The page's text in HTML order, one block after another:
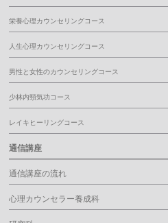
栄養心理カウンセリングコース
人生心理カウンセリングコース
男性と女性のカウンセリングコース
少林内頸気功コース
レイキヒーリングコース
通信講座
通信講座の流れ
心理カウンセラー養成科